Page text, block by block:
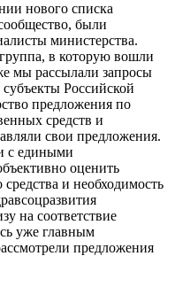
нового списка
были
министерства.
в которую вошли
мы рассылали запросы
Российской
предложения по
средств и
свои предложения.
с едиными
оценить
и необходимость
на соответствие
уже главным
предложения